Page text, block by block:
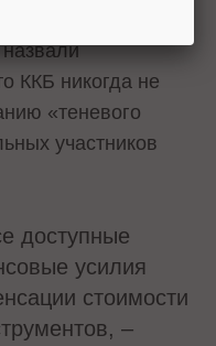
ККБ никогда не
«теневого
участников
доступные
усилия
стоимости
–